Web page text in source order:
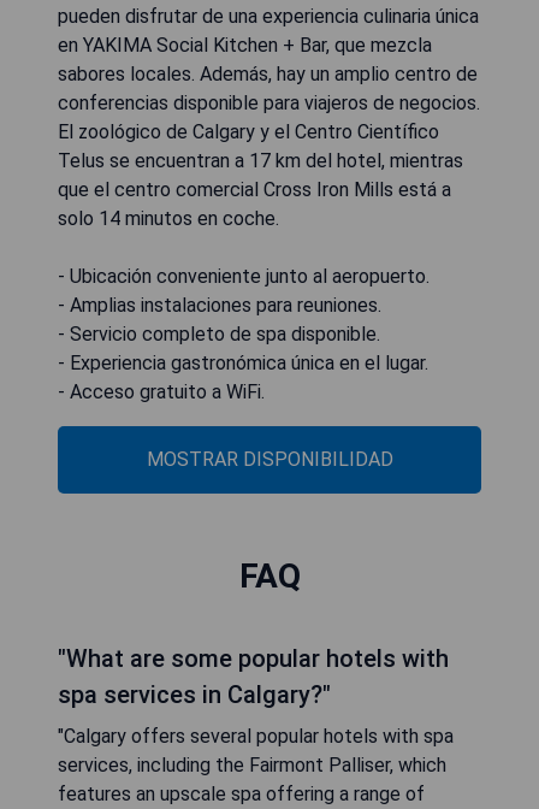
pueden disfrutar de una experiencia culinaria única
en YAKIMA Social Kitchen + Bar, que mezcla
sabores locales. Además, hay un amplio centro de
conferencias disponible para viajeros de negocios.
El zoológico de Calgary y el Centro Científico
Telus se encuentran a 17 km del hotel, mientras
que el centro comercial Cross Iron Mills está a
solo 14 minutos en coche.
- Ubicación conveniente junto al aeropuerto.
- Amplias instalaciones para reuniones.
- Servicio completo de spa disponible.
- Experiencia gastronómica única en el lugar.
- Acceso gratuito a WiFi.
MOSTRAR DISPONIBILIDAD
FAQ
"What are some popular hotels with
spa services in Calgary?"
"Calgary offers several popular hotels with spa
services, including the Fairmont Palliser, which
features an upscale spa offering a range of